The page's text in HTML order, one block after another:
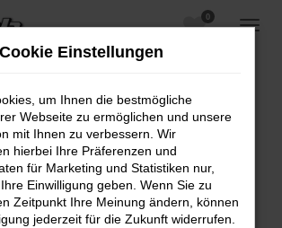
0
Error
ein Fehler aufgetreten.
Tipps, die dir helfen können:
Cookie Einstellungen
um Ihnen die bestmögliche
Webseite zu ermöglichen und unsere
mit Ihnen zu verbessern. Wir
hierbei Ihre Präferenzen und
für Marketing und Statistiken nur,
Einwilligung geben. Wenn Sie zu
Zeitpunkt Ihre Meinung ändern, können
jederzeit für die Zukunft widerrufen.